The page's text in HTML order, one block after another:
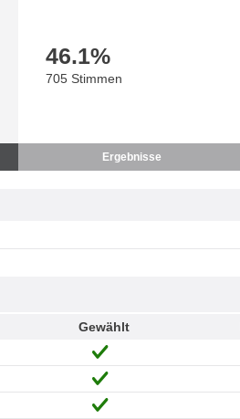
46.1%
705 Stimmen
Ergebnisse
Gewählt